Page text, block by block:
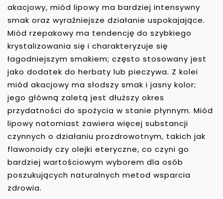
akacjowy, miód lipowy ma bardziej intensywny
smak oraz wyraźniejsze działanie uspokajające.
Miód rzepakowy ma tendencję do szybkiego
krystalizowania się i charakteryzuje się
łagodniejszym smakiem; często stosowany jest
jako dodatek do herbaty lub pieczywa. Z kolei
miód akacjowy ma słodszy smak i jasny kolor;
jego główną zaletą jest dłuższy okres
przydatności do spożycia w stanie płynnym. Miód
lipowy natomiast zawiera więcej substancji
czynnych o działaniu prozdrowotnym, takich jak
flawonoidy czy olejki eteryczne, co czyni go
bardziej wartościowym wyborem dla osób
poszukujących naturalnych metod wsparcia
zdrowia.